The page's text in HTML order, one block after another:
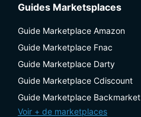
Guides Marketsplaces
Guide Marketplace Amazon
Guide Marketplace Fnac
Guide Marketplace Darty
Guide Marketplace Cdiscount
Guide Marketplace Backmarket
Voir + de marketplaces